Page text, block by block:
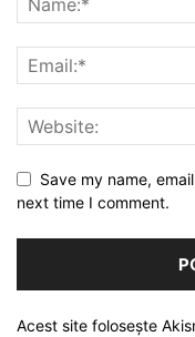
Save my name,
next time I comment.
Acest site folosește